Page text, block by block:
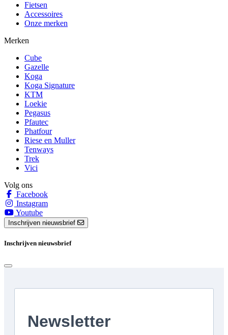
Fietsen
Accessoires
Onze merken
Merken
Cube
Gazelle
Koga
Koga Signature
KTM
Loekie
Pegasus
Pfautec
Phatfour
Riese en Muller
Tenways
Trek
Vici
Volg ons
Facebook
Instagram
Youtube
Inschrijven nieuwsbrief
Inschrijven nieuwsbrief